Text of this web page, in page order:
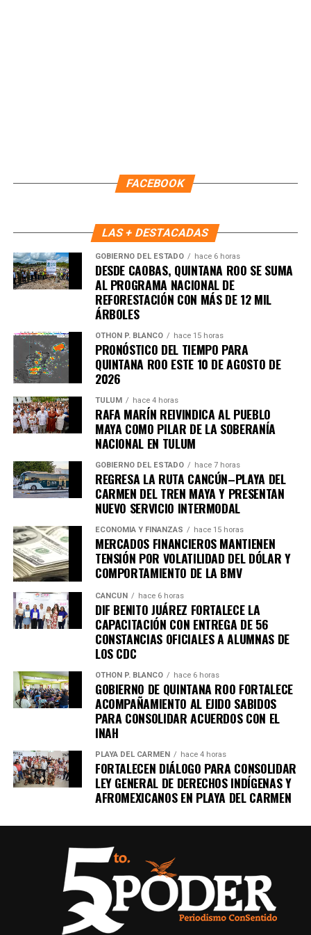
Recibe las noticias al instante
Únete al canal oficial de WhatsApp de
Quinto Podery recibe las noticias más
importantes de Quintana Roo directamente
en tu teléfono.
Unirme al canal de WhatsApp
FACEBOOK
LAS + DESTACADAS
GOBIERNO DEL ESTADO hace 6 horas
DESDE CAOBAS, QUINTANA ROO SE SUMA
AL PROGRAMA NACIONAL DE
REFORESTACIÓN CON MÁS DE 12 MIL
ÁRBOLES
OTHON P. BLANCO hace 15 horas
PRONÓSTICO DEL TIEMPO PARA
QUINTANA ROO ESTE 10 DE AGOSTO DE
2026
TULUM hace 4 horas
RAFA MARÍN REIVINDICA AL PUEBLO
MAYA COMO PILAR DE LA SOBERANÍA
NACIONAL EN TULUM
GOBIERNO DEL ESTADO hace 7 horas
REGRESA LA RUTA CANCÚN–PLAYA DEL
CARMEN DEL TREN MAYA Y PRESENTAN
NUEVO SERVICIO INTERMODAL
ECONOMÍA Y FINANZAS hace 15 horas
MERCADOS FINANCIEROS MANTIENEN
TENSIÓN POR VOLATILIDAD DEL DÓLAR Y
COMPORTAMIENTO DE LA BMV
CANCÚN hace 6 horas
DIF BENITO JUÁREZ FORTALECE LA
CAPACITACIÓN CON ENTREGA DE 56
CONSTANCIAS OFICIALES A ALUMNAS DE
LOS CDC
OTHON P. BLANCO hace 6 horas
GOBIERNO DE QUINTANA ROO FORTALECE
ACOMPAÑAMIENTO AL EJIDO SABIDOS
PARA CONSOLIDAR ACUERDOS CON EL
INAH
PLAYA DEL CARMEN hace 4 horas
FORTALECEN DIÁLOGO PARA CONSOLIDAR
LEY GENERAL DE DERECHOS INDÍGENAS Y
AFROMEXICANOS EN PLAYA DEL CARMEN